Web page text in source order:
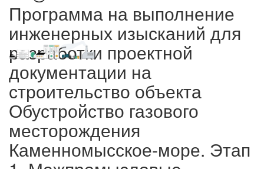
Программа на выполнение
инженерных изысканий для
разработки проектной
документации на
строительство объекта
Обустройство газового
месторождения
Каменномысское-море. Этап